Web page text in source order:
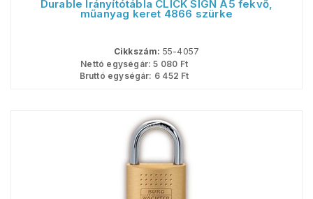
Durable Irányítótábla CLICK SIGN A5 fekvő,
műanyag keret 4866 szürke
Cikkszám: 55-4057
Nettó egységár: 5 080 Ft
Bruttó egységár: 6 452 Ft